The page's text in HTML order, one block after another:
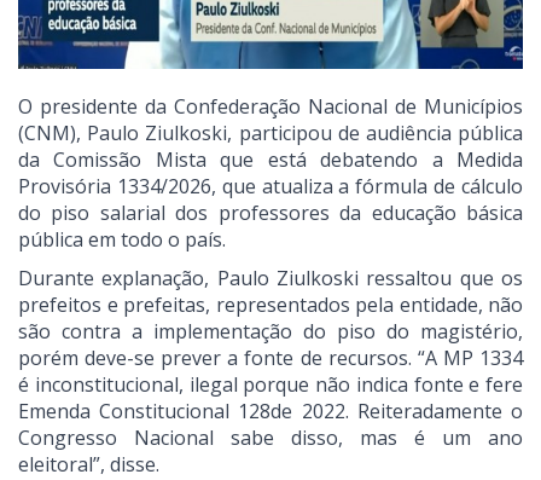
O presidente da Confederação Nacional de Municípios
(CNM), Paulo Ziulkoski, participou de audiência pública
da Comissão Mista que está debatendo a Medida
Provisória 1334/2026, que atualiza a fórmula de cálculo
do piso salarial dos professores da educação básica
pública em todo o país.
Durante explanação, Paulo Ziulkoski ressaltou que os
prefeitos e prefeitas, representados pela entidade, não
são contra a implementação do piso do magistério,
porém deve-se prever a fonte de recursos. “A MP 1334
é inconstitucional, ilegal porque não indica fonte e fere
Emenda Constitucional 128de 2022. Reiteradamente o
Congresso Nacional sabe disso, mas é um ano
eleitoral”, disse.